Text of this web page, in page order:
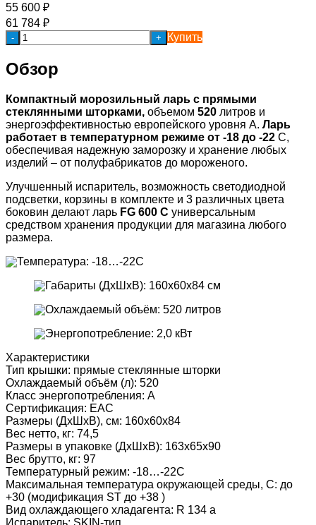
55 600 ₽
61 784 ₽
- + Купить
Обзор
Компактный морозильный ларь с прямыми
стеклянными шторками, объемом 520 литров и
энергоэффективностью европейского уровня А. Ларь
работает в температурном режиме от -18 до -22 С,
обеспечивая надежную заморозку и хранение любых
изделий – от полуфабрикатов до мороженого.
Улучшенный испаритель, возможность светодиодной
подсветки, корзины в комплекте и 3 различных цвета
боковин делают ларь FG 600 C универсальным
средством хранения продукции для магазина любого
размера.
Температура: -18…-22C
Габариты (ДхШхВ): 160х60х84 см
Охлаждаемый объём: 520 литров
Энергопотребление: 2,0 кВт
Характеристики
Тип крышки: прямые стеклянные шторки
Охлаждаемый объём (л): 520
Класс энергопотребления: А
Сертификация: ЕАС
Размеры (ДхШхВ), см: 160х60х84
Вес нетто, кг: 74,5
Размеры в упаковке (ДхШхВ): 163х65х90
Вес брутто, кг: 97
Температурный режим: -18…-22C
Максимальная температура окружающей среды, C: до
+30 (модификация ST до +38 )
Вид охлаждающего хладагента: R 134 a
Испаритель: SKIN-тип